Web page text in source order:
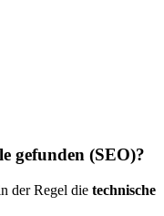
gefunden (SEO)?
der Regel die technische